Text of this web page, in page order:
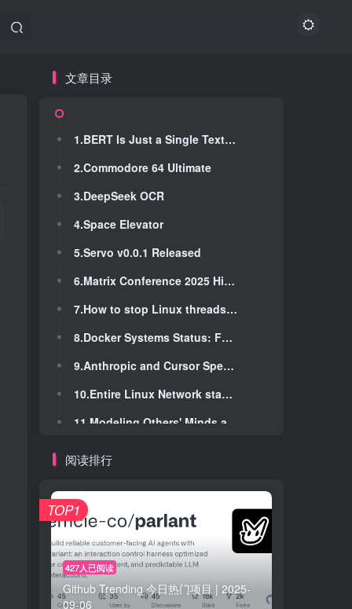
文章目录
1.BERT Is Just a Single Text Diffusion Step
2.Commodore 64 Ultimate
3.DeepSeek OCR
4.Space Elevator
5.Servo v0.0.1 Released
6.Matrix Conference 2025 Highlights
7.How to stop Linux threads cleanly
8.Docker Systems Status: Full Service Disruption
9.Anthropic and Cursor Spend This Much on Amazon Web Services
10.Entire Linux Network stack diagram (2024)
14.Pointer Pointer (2012)
17.Forth: The programming language that writes itself
文章目录
1.BERT Is Just a Single Text Diffusion Step
2.Commodore 64 Ultimate
3.DeepSeek OCR
4.Space Elevator
5.Servo v0.0.1 Released
6.Matrix Conference 2025 Highlights
7.How to stop Linux threads cleanly
8.Docker Systems Status: Full Service Disruption
9.Anthropic and Cursor Spend This Much on Amazon Web Services
10.Entire Linux Network stack diagram (2024)
14.Pointer Pointer (2012)
17.Forth: The programming language that writes itself
阅读排行
427人已阅读
Github Trending 今日热门项目 | 2025-
09-06
TOP1